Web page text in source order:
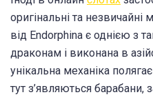
оригінальні та незвичайні
від Endorphina є однією з
драконам і виконана в
унікальна механіка
тут з’являються